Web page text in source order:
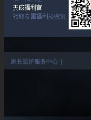
家长监护服务中心